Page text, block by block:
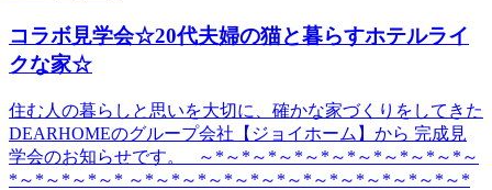
コラボ見学会☆20代夫婦の猫と暮らすホテルライ
クな家☆
住む人の暮らしと思いを大切に、確かな家づくりをしてきた
DEARHOMEのグループ会社【ジョイホーム】から 完成見
学会のお知らせです。 ～*～*～*～*～*～*～*～*～*～*～
*～*～*～*～* ～*～*～*～*～*～*～*～*～*～*～*～*～*